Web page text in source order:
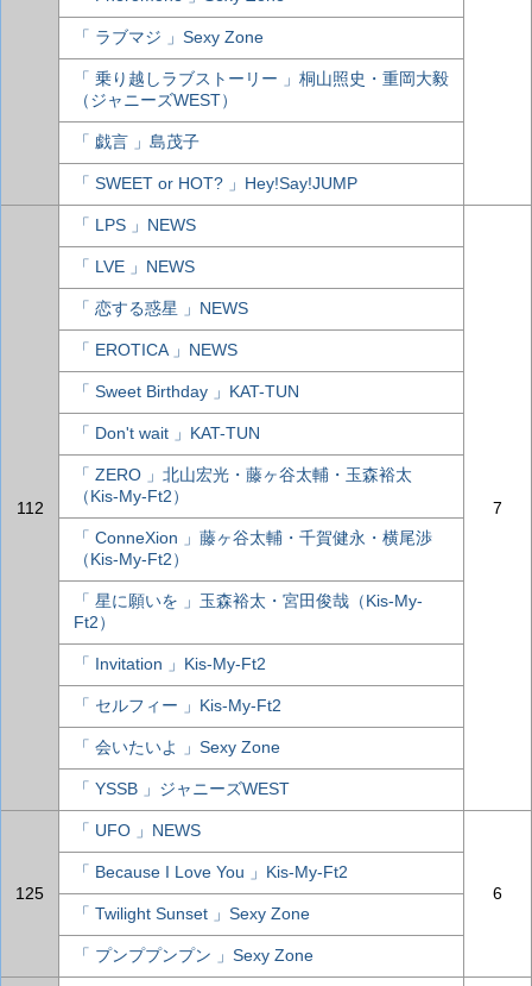
「 ラブマジ 」Sexy Zone
「 乗り越しラブストーリー 」桐山照史・重岡大毅
（ジャニーズWEST）
「 戯言 」島茂子
「 SWEET or HOT? 」Hey!Say!JUMP
112
「 LPS 」NEWS
7
「 LVE 」NEWS
「 恋する惑星 」NEWS
「 EROTICA 」NEWS
「 Sweet Birthday 」KAT-TUN
「 Don't wait 」KAT-TUN
「 ZERO 」北山宏光・藤ヶ谷太輔・玉森裕太
（Kis-My-Ft2）
「 ConneXion 」藤ヶ谷太輔・千賀健永・横尾渉
（Kis-My-Ft2）
「 星に願いを 」玉森裕太・宮田俊哉（Kis-My-
Ft2）
「 Invitation 」Kis-My-Ft2
「 セルフィー 」Kis-My-Ft2
「 会いたいよ 」Sexy Zone
「 YSSB 」ジャニーズWEST
125
「 UFO 」NEWS
6
「 Because I Love You 」Kis-My-Ft2
「 Twilight Sunset 」Sexy Zone
「 プンププンプン 」Sexy Zone